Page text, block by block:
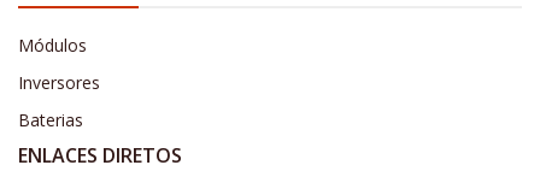
Módulos
Inversores
Baterias
ENLACES DIRETOS